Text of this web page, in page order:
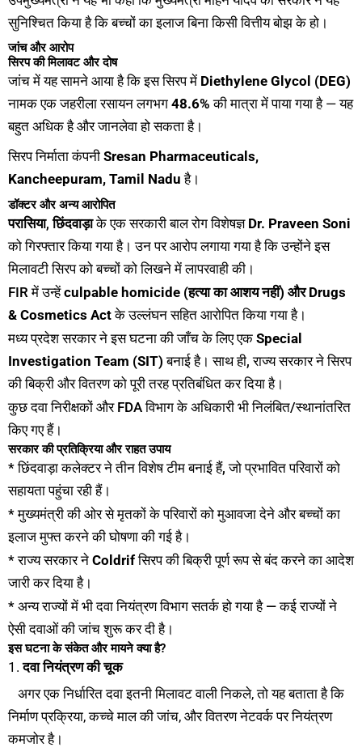
सुनिश्चित किया है कि बच्चों का इलाज बिना किसी वित्तीय बोझ के हो।
जांच और आरोप
सिरप की मिलावट और दोष
जांच में यह सामने आया है कि इस सिरप में Diethylene Glycol (DEG)
नामक एक जहरीला रसायन लगभग 48.6% की मात्रा में पाया गया है — यह
बहुत अधिक है और जानलेवा हो सकता है।
सिरप निर्माता कंपनी Sresan Pharmaceuticals,
Kancheepuram, Tamil Nadu है।
डॉक्टर और अन्य आरोपित
परासिया,छिंदवाड़ाके एक सरकारी बाल रोग विशेषज्ञ Dr. Praveen Soni
को गिरफ्तार किया गया है। उन पर आरोप लगाया गया है कि उन्होंने इस
मिलावटी सिरप को बच्चों को लिखने में लापरवाही की।
FIR में उन्हेंculpable homicide (हत्या का आशय नहीं) और Drugs
& Cosmetics Actके उल्लंघन सहित आरोपित किया गया है।
मध्य प्रदेश सरकार ने इस घटना की जाँच के लिए एक Special
Investigation Team (SIT) बनाई है। साथ ही, राज्य सरकार ने सिरप
की बिक्री और वितरण को पूरी तरह प्रतिबंधित कर दिया है।
कुछ दवा निरीक्षकों और FDA विभाग के अधिकारी भी निलंबित/स्थानांतरित
किए गए हैं।
सरकार की प्रतिक्रिया और राहत उपाय
* छिंदवाड़ा कलेक्टर ने तीन विशेष टीम बनाई हैं, जो प्रभावित परिवारों को
सहायता पहुंचा रही हैं।
* मुख्यमंत्री की ओर से मृतकों के परिवारों को मुआवजा देने और बच्चों का
इलाज मुफ्त करने की घोषणा की गई है।
* राज्य सरकार ने Coldrifसिरप की बिक्री पूर्ण रूप से बंद करने का आदेश
जारी कर दिया है।
* अन्य राज्यों में भी दवा नियंत्रण विभाग सतर्क हो गया है — कई राज्यों ने
ऐसी दवाओं की जांच शुरू कर दी है।
इस घटना के संकेत और मायने क्या है?
1.दवा नियंत्रण की चूक
अगर एक निर्धारित दवा इतनी मिलावट वाली निकले, तो यह बताता है कि
निर्माण प्रक्रिया, कच्चे माल की जांच, और वितरण नेटवर्क पर नियंत्रण
कमजोर है।